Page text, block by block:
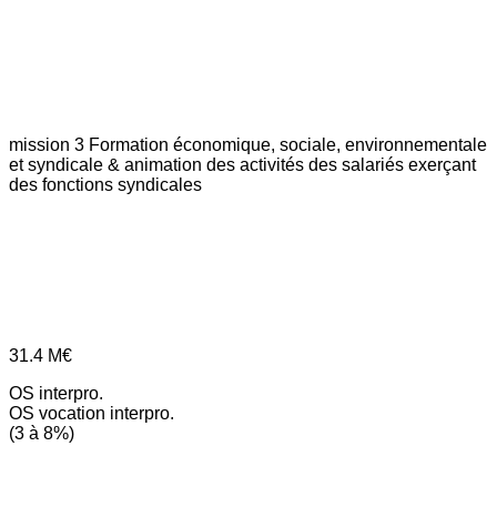
mission 3 Formation économique, sociale, environnementale
et syndicale & animation des activités des salariés exerçant
des fonctions syndicales
31.4 M€
OS interpro.
OS vocation interpro.
(3 à 8%)